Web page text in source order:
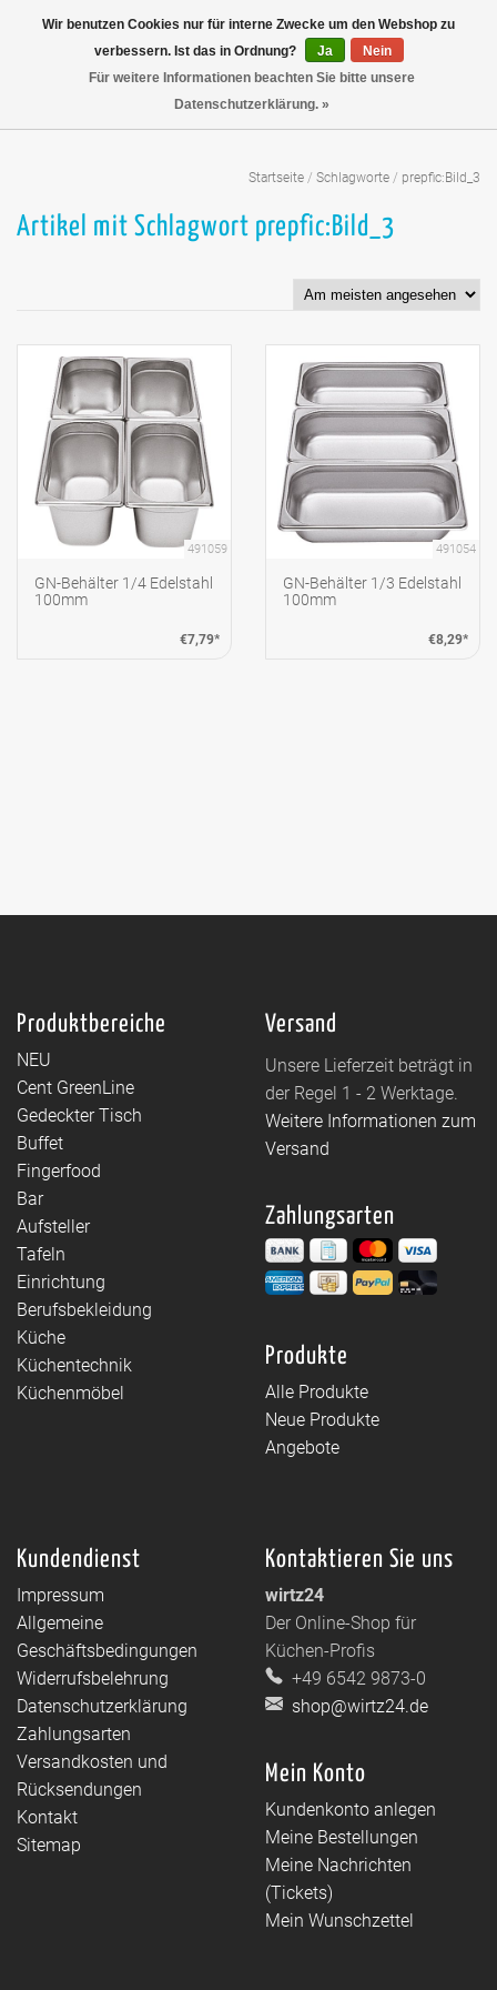
Startseite / Schlagworte / prepfic:Bild_3
Artikel mit Schlagwort prepfic:Bild_3
491059
GN-Behälter 1/4 Edelstahl
100mm
€7,79*
491054
GN-Behälter 1/3 Edelstahl
100mm
€8,29*
Produktbereiche
NEU
Cent GreenLine
Gedeckter Tisch
Buffet
Fingerfood
Bar
Aufsteller
Tafeln
Einrichtung
Berufsbekleidung
Küche
Küchentechnik
Küchenmöbel
Versand
Unsere Lieferzeit beträgt in
der Regel 1 - 2 Werktage.
Weitere Informationen zum
Versand
Zahlungsarten
Produkte
Alle Produkte
Neue Produkte
Angebote
Kundendienst
Impressum
Allgemeine
Geschäftsbedingungen
Widerrufsbelehrung
Datenschutzerklärung
Zahlungsarten
Versandkosten und
Rücksendungen
Kontakt
Sitemap
Kontaktieren Sie uns
wirtz24
Der Online-Shop für
Küchen-Profis
+49 6542 9873-0
shop@wirtz24.de
Mein Konto
Kundenkonto anlegen
Meine Bestellungen
Meine Nachrichten
(Tickets)
Mein Wunschzettel
Wir benutzen Cookies nur für interne Zwecke um den Webshop zu
verbessern. Ist das in Ordnung?
Ja
Nein
Für weitere Informationen beachten Sie bitte unsere
Datenschutzerklärung. »